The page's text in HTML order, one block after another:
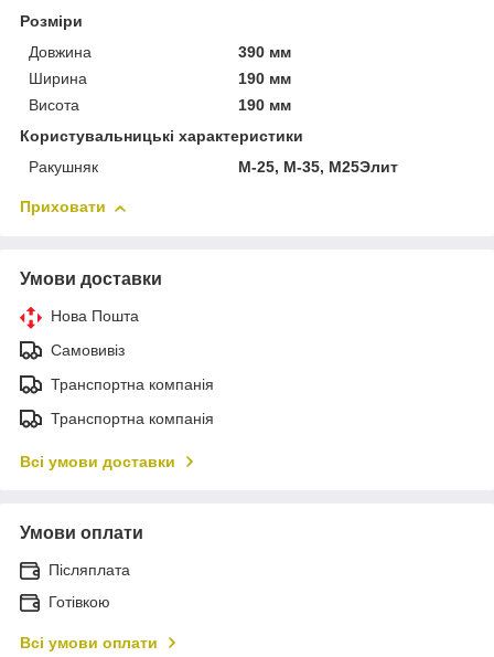
Розміри
Довжина
390 мм
Ширина
190 мм
Висота
190 мм
Користувальницькі характеристики
Ракушняк
М-25, М-35, М25Элит
Приховати
Умови доставки
Нова Пошта
Самовивіз
Транспортна компанія
Транспортна компанія
Всі умови доставки
Умови оплати
Післяплата
Готівкою
Всі умови оплати